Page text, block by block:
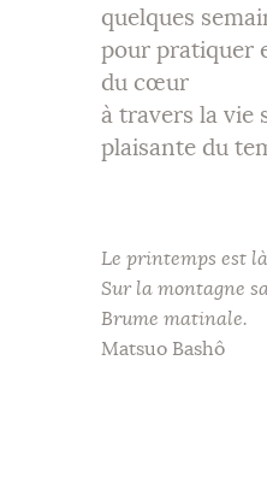
quelques
pour pratiquer
du cœur
à travers la vie
plaisante du
Le printemps est
Sur la montagne
Brume matinale.
Matsuo Bashô